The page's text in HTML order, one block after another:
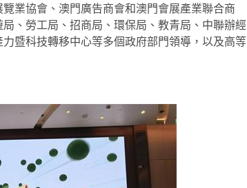
業協會、澳門廣告商會和澳門會展產業聯合商
、勞工局、招商局、環保局、教青局、中聯辦經
暨科技轉移中心等多個政府部門領導，以及高等